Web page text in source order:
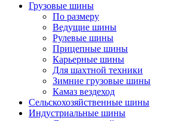
Грузовые шины
По размеру
Ведущие шины
Рулевые шины
Прицепные шины
Карьерные шины
Для шахтной техники
Зимние грузовые шины
Камаз вездеход
Сельскохозяйственные шины
Индустриальные шины